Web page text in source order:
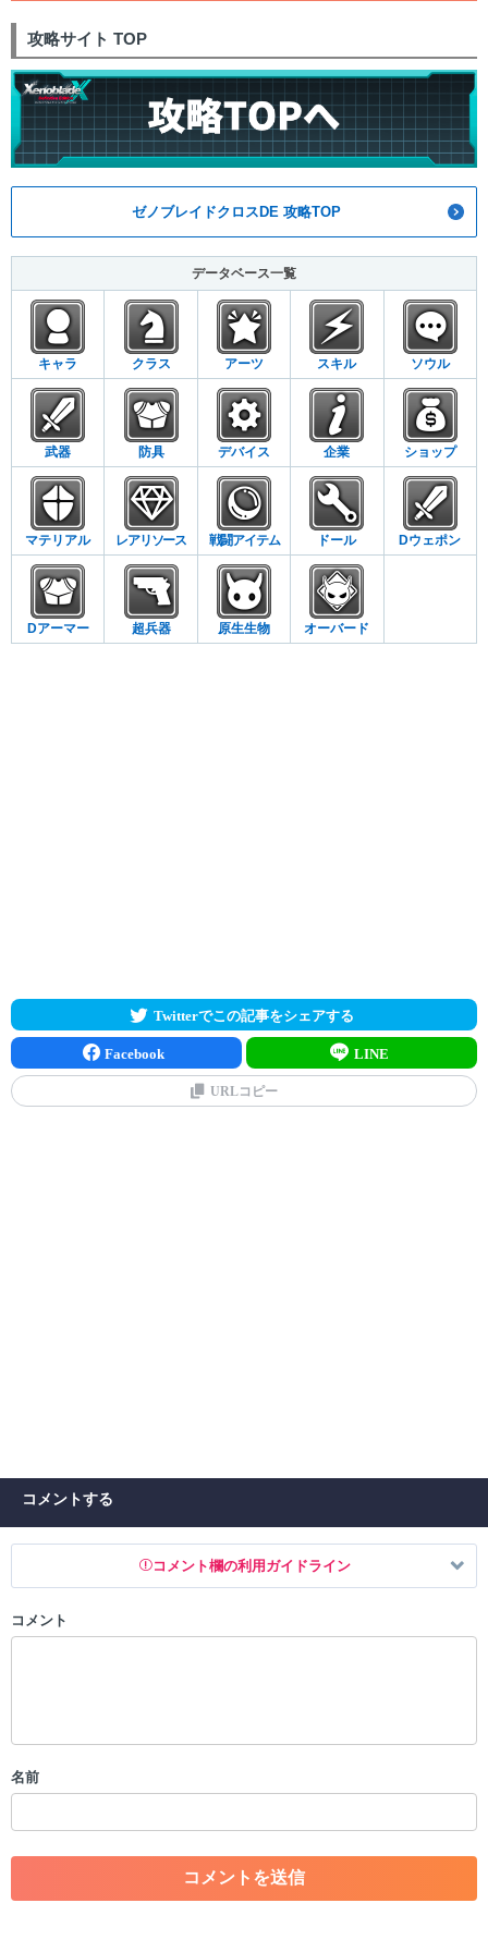
攻略サイト TOP
ゼノブレイドクロスDE 攻略TOP
データベース一覧
キャラ クラス アーツ スキル ソウル
武器 防具 デバイス 企業 ショップ
マテリアル レアリソース 戦闘アイテム ドール Dウェポン
Dアーマー 超兵器 原生生物 オーバード
Twitterでこの記事をシェアする
Facebook LINE
URLコピー
コメントする
コメント欄の利用ガイドライン
以下の書き込みを禁止とし、場合によってはコメント削除や書き込み制
・一度削除された投稿を再び投稿すること
・アカウントの売買など金銭が絡む内容の投稿
・各ゲームのネタバレを含む内容の投稿
・その他、管理者が不適切と判断した投稿
コメント
名前